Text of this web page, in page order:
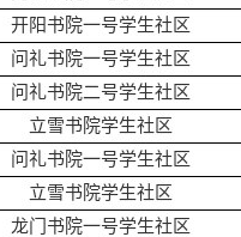
开阳书院一号学生社区
问礼书院一号学生社区
问礼书院二号学生社区
立雪书院学生社区
问礼书院一号学生社区
立雪书院学生社区
龙门书院一号学生社区